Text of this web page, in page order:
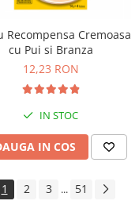
Recompensa Cremoasa
cu Pui si Branza
12,23 RON
IN STOC
IN COS
1 2 3 ... 51